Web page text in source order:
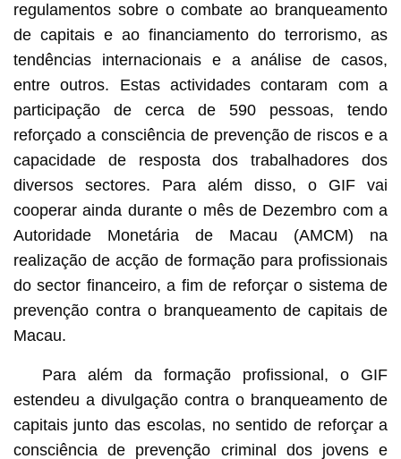
regulamentos sobre o combate ao branqueamento
de capitais e ao financiamento do terrorismo, as
tendências internacionais e a análise de casos,
entre outros. Estas actividades contaram com a
participação de cerca de 590 pessoas, tendo
reforçado a consciência de prevenção de riscos e a
capacidade de resposta dos trabalhadores dos
diversos sectores. Para além disso, o GIF vai
cooperar ainda durante o mês de Dezembro com a
Autoridade Monetária de Macau (AMCM) na
realização de acção de formação para profissionais
do sector financeiro, a fim de reforçar o sistema de
prevenção contra o branqueamento de capitais de
Macau.
Para além da formação profissional, o GIF
estendeu a divulgação contra o branqueamento de
capitais junto das escolas, no sentido de reforçar a
consciência de prevenção criminal dos jovens e